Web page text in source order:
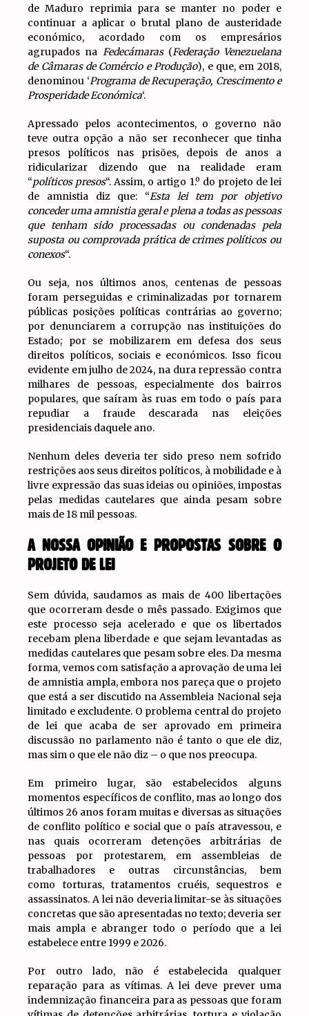
de Maduro reprimia para se manter no poder e
continuar a aplicar o brutal plano de austeridade
económico, acordado com os empresários
agrupados na
Fedecámaras (Federação Venezuelana
de Câmaras de Comércio e Produção), e que, em 2018,
denominou ‘Programa de Recuperação, Crescimento e
Prosperidade Económica‘.
Apressado pelos acontecimentos, o governo não
teve outra opção a não ser reconhecer que tinha
presos políticos nas prisões, depois de anos a
ridicularizar dizendo que na realidade eram
“políticos presos“. Assim, o artigo 1.º do projeto de lei
de amnistia diz que: “Esta lei tem por objetivo
conceder uma amnistia geral e plena a todas as pessoas
que tenham sido processadas ou condenadas pela
suposta ou comprovada prática de crimes políticos ou
conexos“.
Ou seja, nos últimos anos, centenas de pessoas
foram perseguidas e criminalizadas por tornarem
públicas posições políticas contrárias ao governo;
por denunciarem a corrupção nas instituições do
Estado; por se mobilizarem em defesa dos seus
direitos políticos, sociais e económicos. Isso ficou
evidente em julho de 2024, na dura repressão contra
milhares de pessoas, especialmente dos bairros
populares, que saíram às ruas em todo o país para
repudiar a fraude descarada nas eleições
presidenciais daquele ano.
Nenhum deles deveria ter sido preso nem sofrido
restrições aos seus direitos políticos, à mobilidade e à
livre expressão das suas ideias ou opiniões, impostas
pelas medidas cautelares que ainda pesam sobre
mais de 18 mil pessoas.
A NOSSA OPINIÃO E PROPOSTAS SOBRE O
PROJETO DE LEI
Sem dúvida, saudamos as mais de 400 libertações
que ocorreram desde o mês passado. Exigimos que
este processo seja acelerado e que os libertados
recebam plena liberdade e que sejam levantadas as
medidas cautelares que pesam sobre eles. Da mesma
forma, vemos com satisfação a aprovação de uma lei
de amnistia ampla, embora nos pareça que o projeto
que está a ser discutido na Assembleia Nacional seja
limitado e excludente. O problema central do projeto
de lei que acaba de ser aprovado em primeira
discussão no parlamento não é tanto o que ele diz,
mas sim o que ele não diz – o que nos preocupa.
Em primeiro lugar, são estabelecidos alguns
momentos específicos de conflito, mas ao longo dos
últimos 26 anos foram muitas e diversas as situações
de conflito político e social que o país atravessou, e
nas quais ocorreram detenções arbitrárias de
pessoas por protestarem, em assembleias de
trabalhadores e outras circunstâncias, bem
como torturas, tratamentos cruéis, sequestros e
assassinatos. A lei não deveria limitar-se às situações
concretas que são apresentadas no texto; deveria ser
mais ampla e abranger todo o período que a lei
estabelece entre 1999 e 2026.
Por outro lado, não é estabelecida qualquer
reparação para as vítimas. A lei deve prever uma
indemnização financeira para as pessoas que foram